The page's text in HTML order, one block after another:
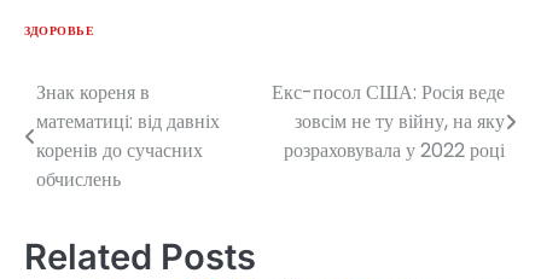
ЗДОРОВЬЕ
Post
navigation
Знак кореня в
математиці: від давніх
коренів до сучасних
обчислень
Екс-посол США: Росія веде
зовсім не ту війну, на яку
розраховувала у 2022 році
Related Posts